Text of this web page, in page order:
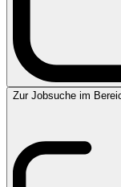
Zur Jobsuche im